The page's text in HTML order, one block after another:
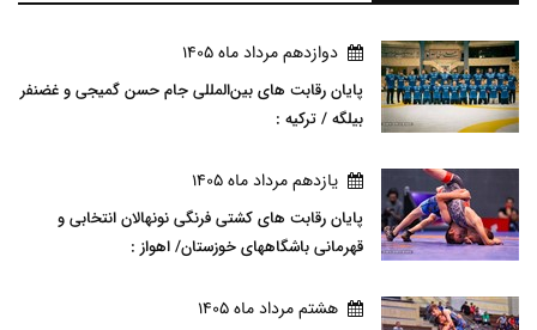
دوازدهم مرداد ماه 1405
پایان رقابت های بین‌المللی جام حسن گمیجی و غضنفر
بیلگه / ترکیه :
يازدهم مرداد ماه 1405
پایان رقابت های کشتی فرنگی نونهالان انتخابی و
قهرمانی باشگاههای خوزستان/ اهواز :
هشتم مرداد ماه 1405